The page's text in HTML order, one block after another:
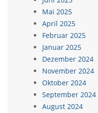
Mai 2025
April 2025
Februar 2025
Januar 2025
Dezember 2024
November 2024
Oktober 2024
September 2024
August 2024